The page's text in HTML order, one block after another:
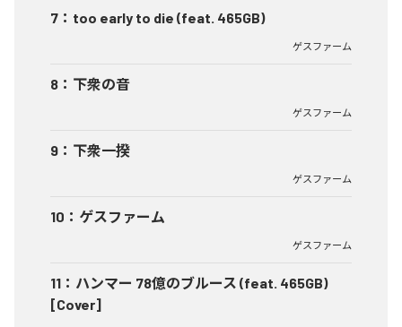
7 ： too early to die (feat. 465GB)
ゲスファーム
8 ： 下衆の音
ゲスファーム
9 ： 下衆一揆
ゲスファーム
10 ： ゲスファーム
ゲスファーム
11 ： ハンマー 78億のブルース (feat. 465GB)
[Cover]